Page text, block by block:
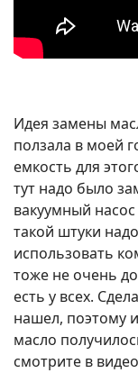
Идея замены
ползала в моей
емкость для
тут надо было
вакуумный
такой штуки
использовать
тоже не очень
есть у всех.
нашел, поэтому
масло
смотрите в